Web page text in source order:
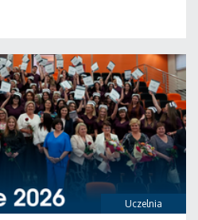
Uczelnia